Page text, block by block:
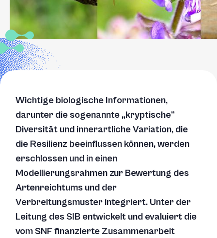
Wichtige biologische Informationen,
darunter die sogenannte „kryptische“
Diversität und innerartliche Variation, die
die Resilienz beeinflussen können, werden
erschlossen und in einen
Modellierungsrahmen zur Bewertung des
Artenreichtums und der
Verbreitungsmuster integriert. Unter der
Leitung des SIB entwickelt und evaluiert die
vom SNF finanzierte Zusammenarbeit